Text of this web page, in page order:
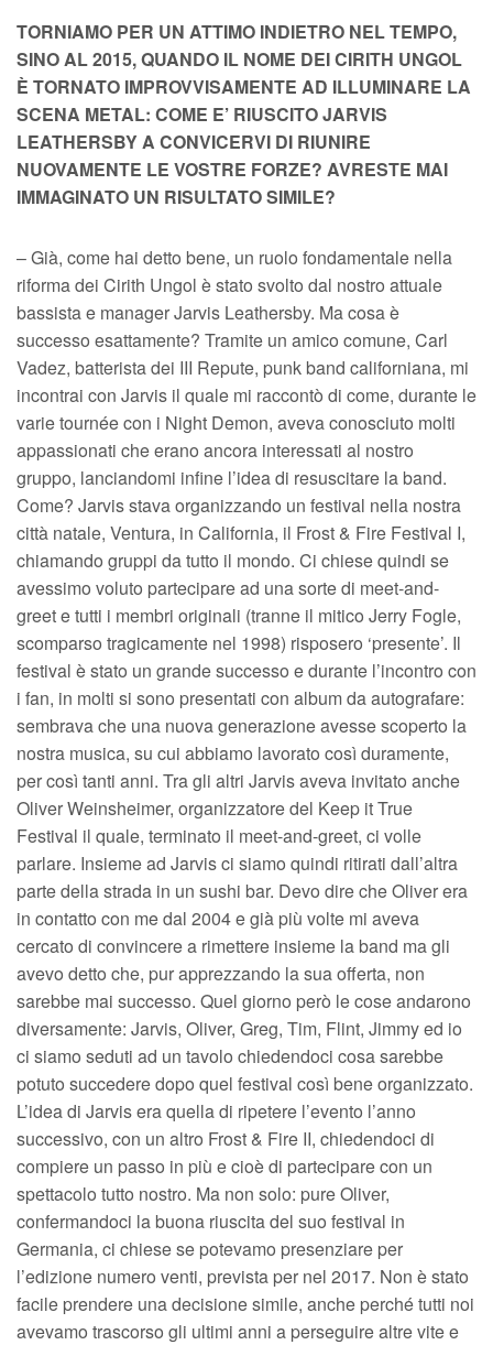
TORNIAMO PER UN ATTIMO INDIETRO NEL TEMPO,
SINO AL 2015, QUANDO IL NOME DEI CIRITH UNGOL
È TORNATO IMPROVVISAMENTE AD ILLUMINARE LA
SCENA METAL: COME E’ RIUSCITO JARVIS
LEATHERSBY A CONVICERVI DI RIUNIRE
NUOVAMENTE LE VOSTRE FORZE? AVRESTE MAI
IMMAGINATO UN RISULTATO SIMILE?
– Già, come hai detto bene, un ruolo fondamentale nella
riforma dei Cirith Ungol è stato svolto dal nostro attuale
bassista e manager Jarvis Leathersby. Ma cosa è
successo esattamente? Tramite un amico comune, Carl
Vadez, batterista dei III Repute, punk band californiana, mi
incontrai con Jarvis il quale mi raccontò di come, durante le
varie tournée con i Night Demon, aveva conosciuto molti
appassionati che erano ancora interessati al nostro
gruppo, lanciandomi infine l’idea di resuscitare la band.
Come? Jarvis stava organizzando un festival nella nostra
città natale, Ventura, in California, il Frost & Fire Festival I,
chiamando gruppi da tutto il mondo. Ci chiese quindi se
avessimo voluto partecipare ad una sorte di meet-and-
greet e tutti i membri originali (tranne il mitico Jerry Fogle,
scomparso tragicamente nel 1998) risposero ‘presente’. Il
festival è stato un grande successo e durante l’incontro con
i fan, in molti si sono presentati con album da autografare:
sembrava che una nuova generazione avesse scoperto la
nostra musica, su cui abbiamo lavorato così duramente,
per così tanti anni. Tra gli altri Jarvis aveva invitato anche
Oliver Weinsheimer, organizzatore del Keep it True
Festival il quale, terminato il meet-and-greet, ci volle
parlare. Insieme ad Jarvis ci siamo quindi ritirati dall’altra
parte della strada in un sushi bar. Devo dire che Oliver era
in contatto con me dal 2004 e già più volte mi aveva
cercato di convincere a rimettere insieme la band ma gli
avevo detto che, pur apprezzando la sua offerta, non
sarebbe mai successo. Quel giorno però le cose andarono
diversamente: Jarvis, Oliver, Greg, Tim, Flint, Jimmy ed io
ci siamo seduti ad un tavolo chiedendoci cosa sarebbe
potuto succedere dopo quel festival così bene organizzato.
L’idea di Jarvis era quella di ripetere l’evento l’anno
successivo, con un altro Frost & Fire II, chiedendoci di
compiere un passo in più e cioè di partecipare con un
spettacolo tutto nostro. Ma non solo: pure Oliver,
confermandoci la buona riuscita del suo festival in
Germania, ci chiese se potevamo presenziare per
l’edizione numero venti, prevista per nel 2017. Non è stato
facile prendere una decisione simile, anche perché tutti noi
avevamo trascorso gli ultimi anni a perseguire altre vite e